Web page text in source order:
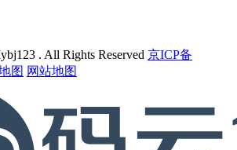
. All Rights Reserved 京ICP备
图 网站地图